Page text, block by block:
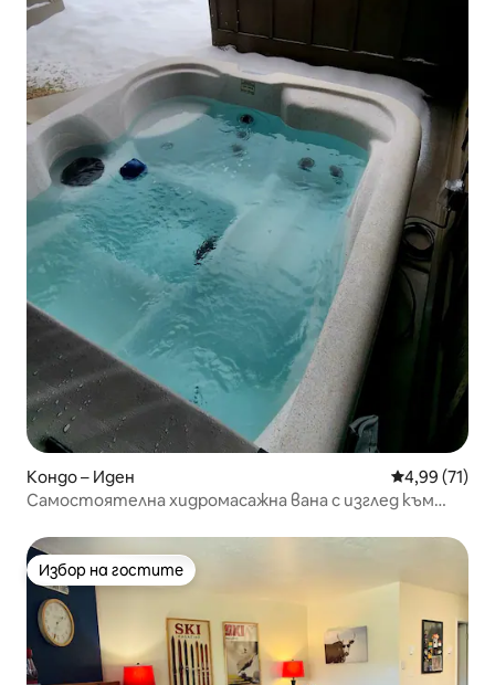
Кондо – Иден Средна
4,99 (71)
Самостоятелна хидромасажна вана с изглед към
Избор на гостите
Избор на гостите